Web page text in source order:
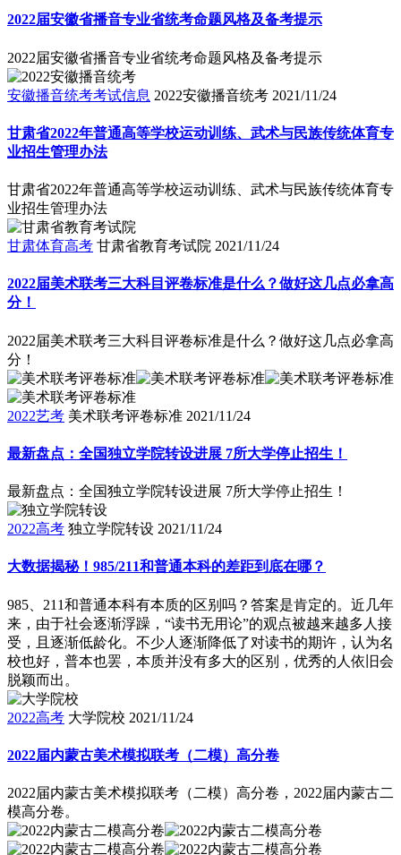
2022届安徽省播音专业省统考命题风格及备考提示
2022届安徽省播音专业省统考命题风格及备考提示
安徽播音统考考试信息 2022安徽播音统考 2021/11/24
甘肃省2022年普通高等学校运动训练、武术与民族传统体育专
业招生管理办法
甘肃省2022年普通高等学校运动训练、武术与民族传统体育专
业招生管理办法
甘肃体育高考 甘肃省教育考试院 2021/11/24
2022届美术联考三大科目评卷标准是什么？做好这几点必拿高
分！
2022届美术联考三大科目评卷标准是什么？做好这几点必拿高
分！
2022艺考 美术联考评卷标准 2021/11/24
最新盘点：全国独立学院转设进展 7所大学停止招生！
最新盘点：全国独立学院转设进展 7所大学停止招生！
2022高考 独立学院转设 2021/11/24
大数据揭秘！985/211和普通本科的差距到底在哪？
985、211和普通本科有本质的区别吗？答案是肯定的。近几年
来，由于社会逐渐浮躁，“读书无用论”的观点被越来越多人接
受，且逐渐低龄化。不少人逐渐降低了对读书的期许，认为名
校也好，普本也罢，本质并没有多大的区别，优秀的人依旧会
脱颖而出。
2022高考 大学院校 2021/11/24
2022届内蒙古美术模拟联考（二模）高分卷
2022届内蒙古美术模拟联考（二模）高分卷，2022届内蒙古二
模高分卷。